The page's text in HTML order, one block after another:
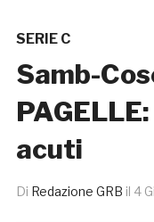
SERIE C
Samb-
acuti
Di Redazione GRB il 4